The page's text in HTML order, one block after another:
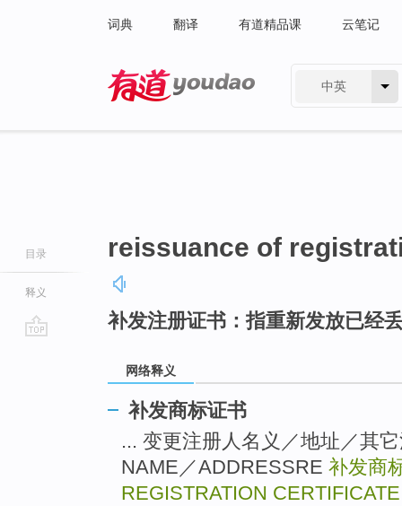
词典 翻译 有道精品课 云笔记
中英
目录
释义
reissuance of
补发注册证书：指重新发放已经
网络释义
补发商标证书
... 变更注册人名义／地址／其
NAME／ADDRESSRE 补发商
REGISTRATION CERTIFICATE